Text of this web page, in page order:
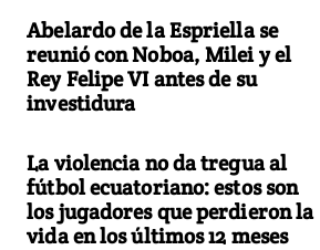
Abelardo de la Espriella se
reunió con Noboa, Milei y el
Rey Felipe VI antes de su
investidura
La violencia no da tregua al
fútbol ecuatoriano: estos son
los jugadores que perdieron la
vida en los últimos 12 meses